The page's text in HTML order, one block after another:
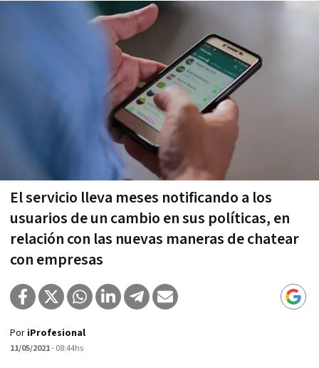
El servicio lleva meses notificando a los
usuarios de un cambio en sus políticas, en
relación con las nuevas maneras de chatear
con empresas
Por iProfesional
11/05/2021- 08:44hs